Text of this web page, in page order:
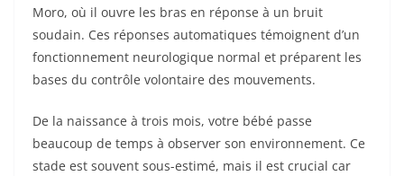
Moro, où il ouvre les bras en réponse à un bruit
soudain. Ces réponses automatiques témoignent d’un
fonctionnement neurologique normal et préparent les
bases du contrôle volontaire des mouvements.
De la naissance à trois mois, votre bébé passe
beaucoup de temps à observer son environnement. Ce
stade est souvent sous-estimé, mais il est crucial car